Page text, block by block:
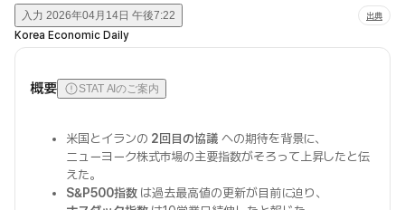
入力 2026年04月14日 午後7:22 出典
Korea Economic Daily
概要 STAT AIのご案内
米国とイランの 2回目の協議 への期待を背景に、
ニューヨーク株式市場の主要指数がそろって上昇したと伝
えた。
S&P500指数は過去最高値の更新が目前に迫り、